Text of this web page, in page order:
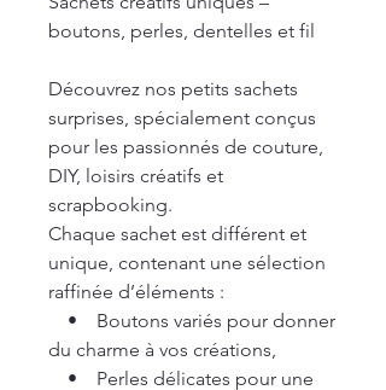
boutons, perles, dentelles et fil
Découvrez nos petits sachets
surprises, spécialement conçus
pour les passionnés de couture,
DIY, loisirs créatifs et
scrapbooking.
Chaque sachet est différent et
unique, contenant une sélection
raffinée d’éléments :
• Boutons variés pour donner
du charme à vos créations,
• Perles délicates pour une